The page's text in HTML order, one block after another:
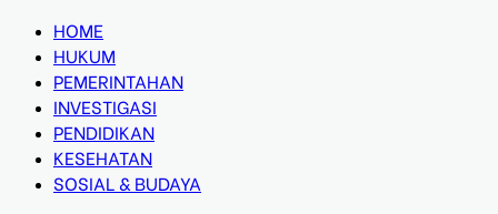
HOME
HUKUM
PEMERINTAHAN
INVESTIGASI
PENDIDIKAN
KESEHATAN
SOSIAL & BUDAYA